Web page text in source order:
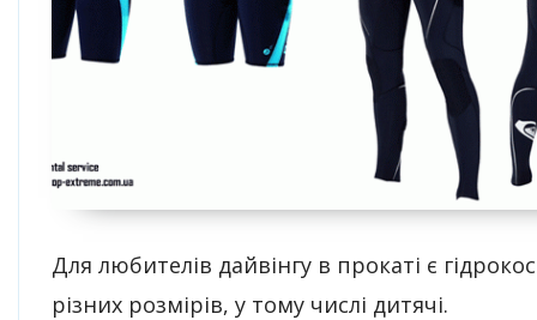
Для любителів дайвінгу в прокаті є
різних розмірів, у тому числі дитячі.